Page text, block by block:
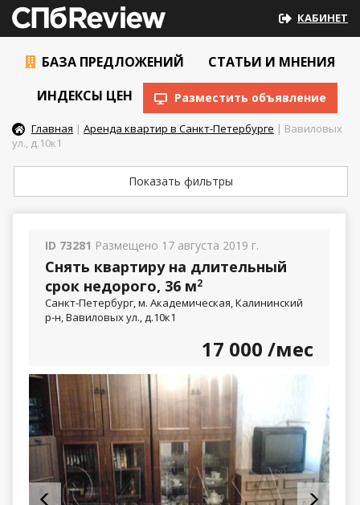
КАБИНЕТ
БАЗА ПРЕДЛОЖЕНИЙ
СТАТЬИ И МНЕНИЯ
ИНДЕКСЫ ЦЕН
Разместить объявление
Главная | Аренда квартир в Санкт-Петербурге | Вавиловых
ул., д.10к1
Показать фильтры
ID 73281 Размещено 17 августа 2019 г.
Снять квартиру на длительный
срок недорого, 36 м2
Санкт-Петербург, м. Академическая, Калининский
р-н, Вавиловых ул., д.10к1
17 000 /мес